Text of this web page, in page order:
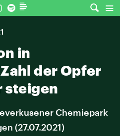
in
der Opfer
steigen
Chemiepark
(27.07.2021)